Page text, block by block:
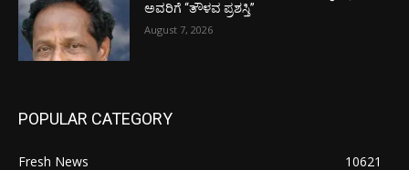
ಅವರಿಗೆ “ತೌಳವ ಪ್ರಶಸ್ತಿ”
August 7, 2026
POPULAR CATEGORY
Fresh News
10621